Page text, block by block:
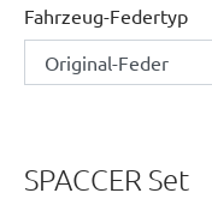
Fahrzeug-Federtyp
SPACCER Set